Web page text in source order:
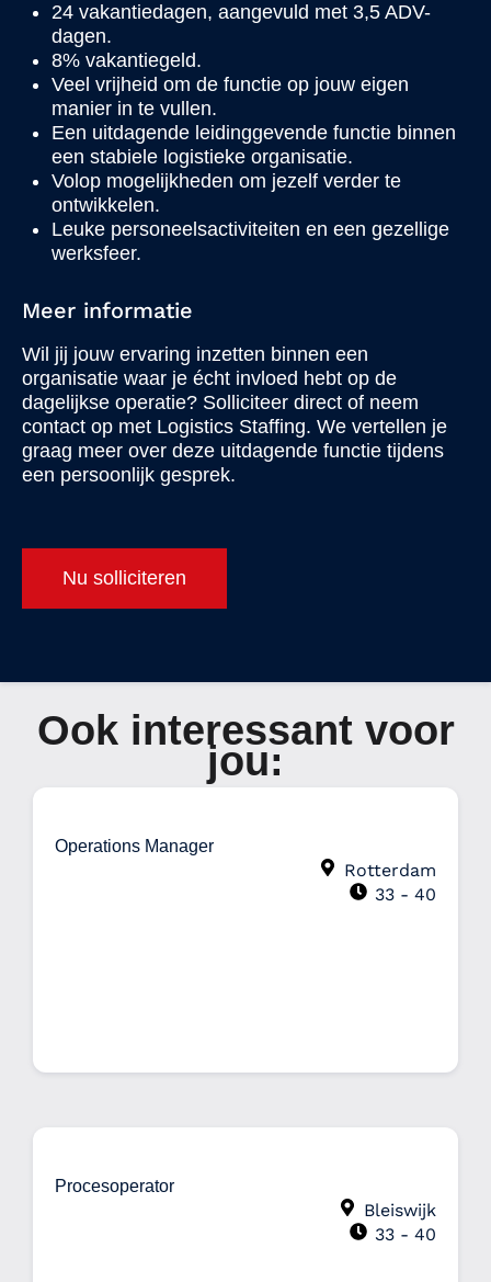
24 vakantiedagen, aangevuld met 3,5 ADV-
dagen.
8% vakantiegeld.
Veel vrijheid om de functie op jouw eigen
manier in te vullen.
Een uitdagende leidinggevende functie binnen
een stabiele logistieke organisatie.
Volop mogelijkheden om jezelf verder te
ontwikkelen.
Leuke personeelsactiviteiten en een gezellige
werksfeer.
Meer informatie
Wil jij jouw ervaring inzetten binnen een
organisatie waar je écht invloed hebt op de
dagelijkse operatie? Solliciteer direct of neem
contact op met Logistics Staffing. We vertellen je
graag meer over deze uitdagende functie tijdens
een persoonlijk gesprek.
Nu solliciteren
Ook interessant voor
jou:
Operations Manager
Rotterdam
33 - 40
Procesoperator
Bleiswijk
33 - 40